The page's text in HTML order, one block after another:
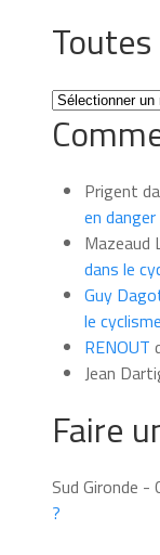
Toutes
les
news
moisPrigent
en danger
Mazeaud
dans le
Guy
le
RENOUT
Jean
Faire
Sud Gironde -
?